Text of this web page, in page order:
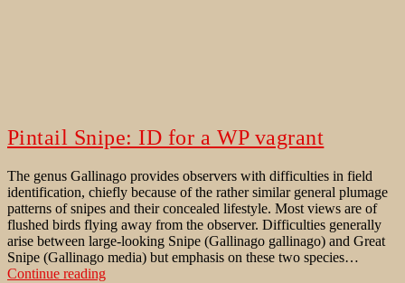
Pintail Snipe: ID for a WP vagrant
The genus Gallinago provides observers with difficulties in field
identification, chiefly because of the rather similar general plumage
patterns of snipes and their concealed lifestyle. Most views are of
flushed birds flying away from the observer. Difficulties generally
arise between large-looking Snipe (Gallinago gallinago) and Great
Snipe (Gallinago media) but emphasis on these two species…
Continue readingPintail